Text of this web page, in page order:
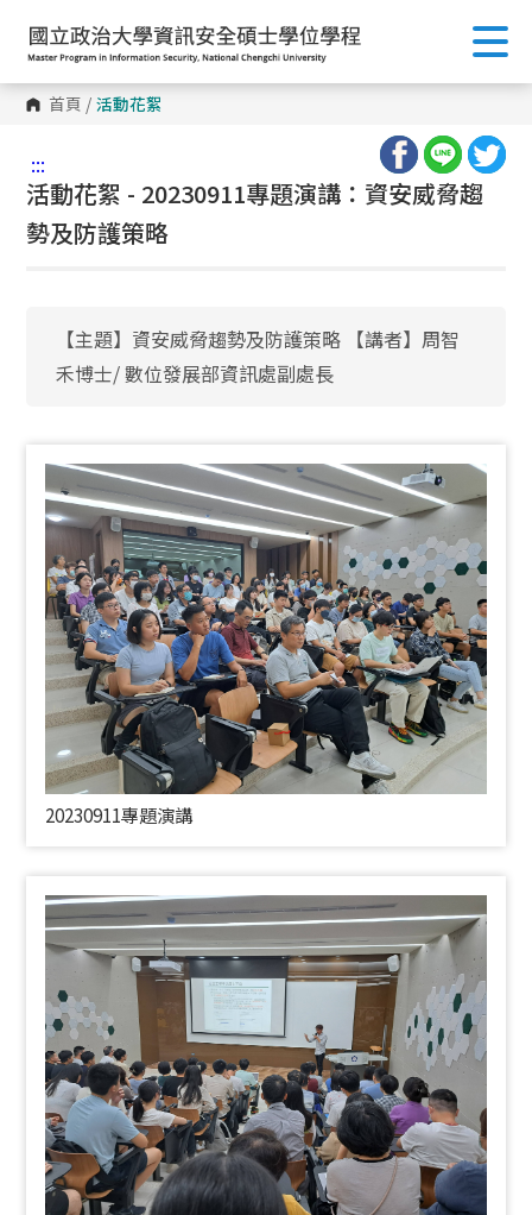
首頁 / 活動花絮
:::
活動花絮 - 20230911專題演講：資安威脅趨
勢及防護策略
【主題】資安威脅趨勢及防護策略 【講者】周智
禾博士/ 數位發展部資訊處副處長
20230911專題演講